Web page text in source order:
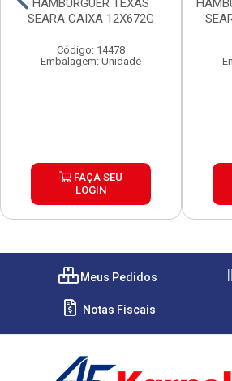
HAMBURGUER TEXAS
SEARA CAIXA 12X672G
Código: 14478
Embalagem: Unidade
FAÇA SEU
LOGIN
Meus Pedidos
Notas Fiscais